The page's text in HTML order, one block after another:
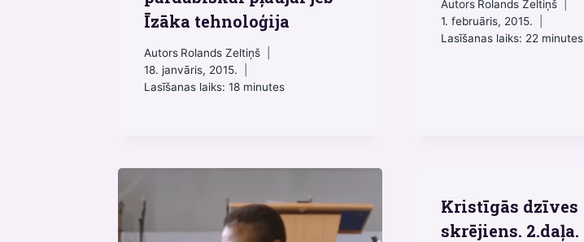
Īzāka tehnoloģija
Autors Rolands Zeltiņš
18. janvāris, 2015.
Lasīšanas laiks: 18 minutes
Autors Rolands Zeltiņš
1. februāris, 2015.
Lasīšanas laiks: 22 minutes
Kristīgās dzīves
skrējiens. 2.daļa.